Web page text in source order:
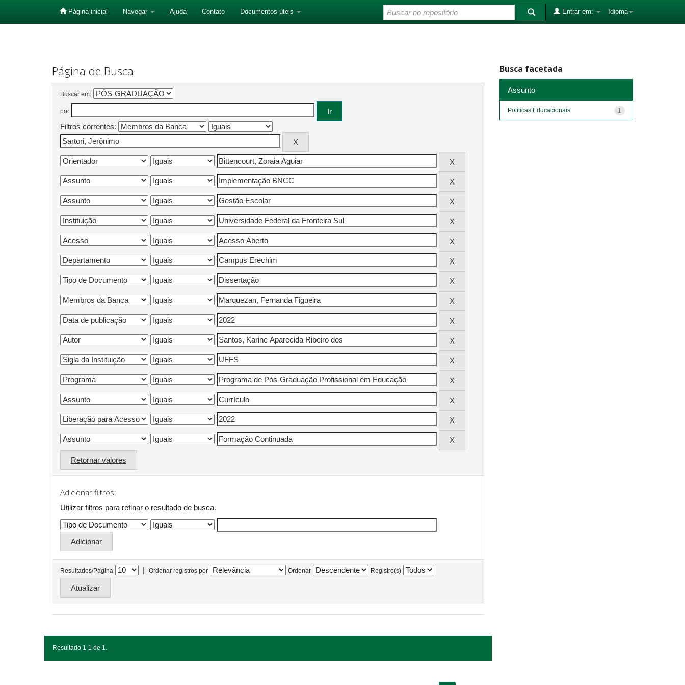
Página inicial Navegar Ajuda Contato Documentos úteis Idioma
Entrar em:
Página de Busca
Buscar em:
por
Filtros correntes:
Retornar valores
Adicionar filtros:
Utilizar filtros para refinar o resultado de busca.
Resultados/Página | Ordenar registros por Ordenar Registro(s)
Resultado 1-1 de 1.
Busca facetada
Assunto
1
Políticas Educacionais